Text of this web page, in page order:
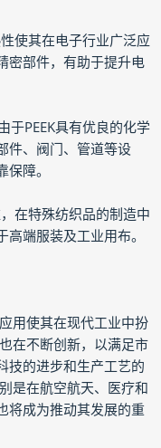
使其在电子行业广泛应
密部件，有助于提升电
于PEEK具有优良的化学
件、阀门、管道等设
障。
在特殊纺织品的制造中
端服装及工业用布。
用使其在现代工业中扮
在不断创新，以满足市
技的进步和生产工艺的
是在航空航天、医疗和
将成为推动其发展的重